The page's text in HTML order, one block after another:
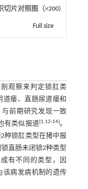
切片对照图（×200)
Full size
观察来判定锁肛类
道瘘、直肠尿道瘘和
前期研究发现一致
有类似报道[1,12-14]。
种锁肛类型在猪中报
直肠未闭锁2种类型
有不同的类型，因
该病发病机制的遗传